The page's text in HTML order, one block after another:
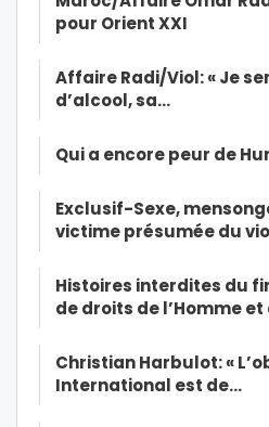
pour Orient XXI
Affaire Radi/Viol: « Je
d’alcool, sa…
Qui a encore peur de
Exclusif-Sexe,
victime présumée du
Histoires interdites du
de droits de l’Homme
Christian Harbulot: «
International est de…